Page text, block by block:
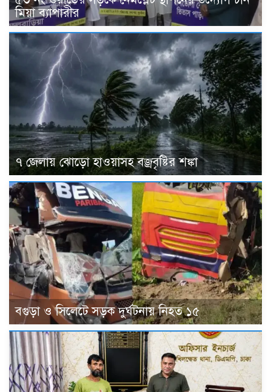
মিয়া ব্যাপারীর
৭ জেলায় ঝোড়ো হাওয়াসহ বজ্রবৃষ্টির শঙ্কা
বগুড়া ও সিলেটে সড়ক দুর্ঘটনায় নিহত ১৫